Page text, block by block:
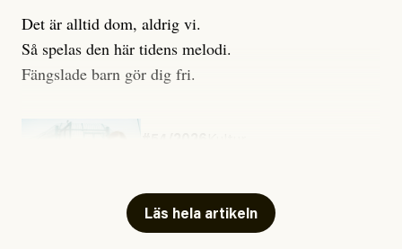
Det är alltid dom, aldrig vi.
Så spelas den här tidens melodi.
Fängslade barn gör dig fri.
Läs hela artikeln